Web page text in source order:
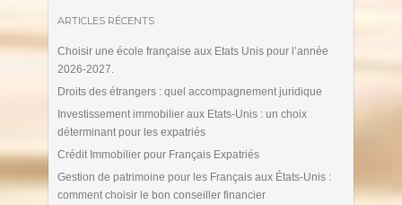
ARTICLES RÉCENTS
Choisir une école française aux Etats Unis pour l’année
2026-2027.
Droits des étrangers : quel accompagnement juridique
Investissement immobilier aux Etats-Unis : un choix
déterminant pour les expatriés
Crédit Immobilier pour Français Expatriés
Gestion de patrimoine pour les Français aux États-Unis :
comment choisir le bon conseiller financier